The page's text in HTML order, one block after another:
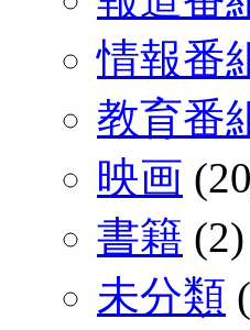
情報番
教育番
映画
書籍 (2)
未分類